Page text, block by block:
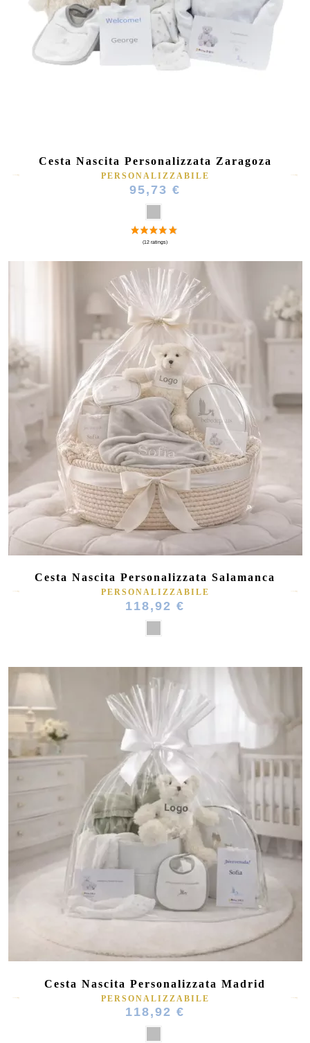
Cesta Nascita Personalizzata Zaragoza
PERSONALIZZABILE
95,73 €
Cesta Nascita Personalizzata Salamanca
PERSONALIZZABILE
118,92 €
Cesta Nascita Personalizzata Madrid
PERSONALIZZABILE
118,92 €